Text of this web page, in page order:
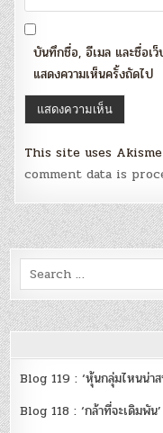
บันทึกชื่อ, อีเมล และชื่อเ
แสดงความเห็นครั้งถัดไป
This site uses
comment data is
Search
for:
Blog 119 : ‘หุ้นกลุ่มไหนน่าส
Blog 118 : ‘กล้าที่จะเดิมพัน’